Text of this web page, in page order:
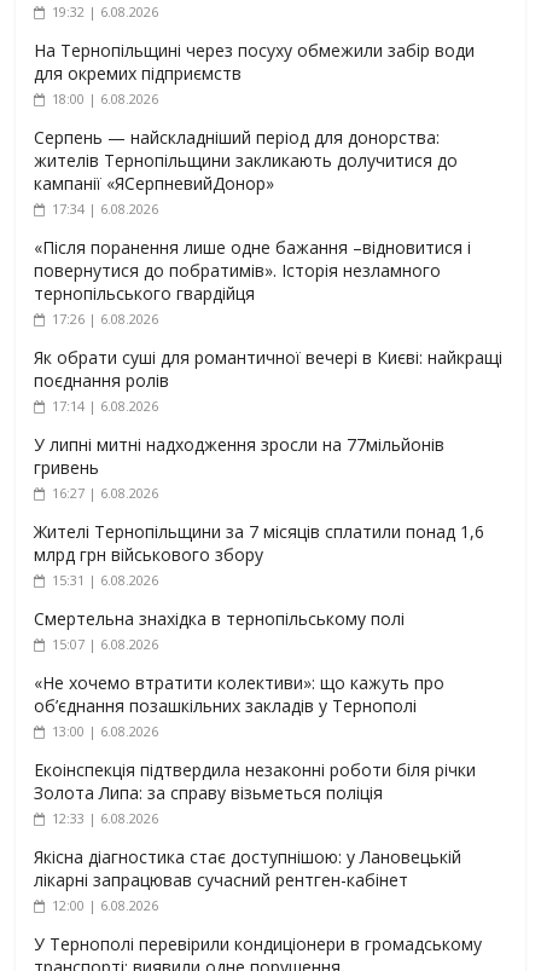
19:32 | 6.08.2026
На Тернопільщині через посуху обмежили забір води
для окремих підприємств
18:00 | 6.08.2026
Серпень — найскладніший період для донорства:
жителів Тернопільщини закликають долучитися до
кампанії «ЯСерпневийДонор»
17:34 | 6.08.2026
«Після поранення лише одне бажання –відновитися і
повернутися до побратимів». Історія незламного
тернопільського гвардійця
17:26 | 6.08.2026
Як обрати суші для романтичної вечері в Києві: найкращі
поєднання ролів
17:14 | 6.08.2026
У липні митні надходження зросли на 77мільйонів
гривень
16:27 | 6.08.2026
Жителі Тернопільщини за 7 місяців сплатили понад 1,6
млрд грн військового збору
15:31 | 6.08.2026
Смертельна знахідка в тернопільському полі
15:07 | 6.08.2026
«Не хочемо втратити колективи»: що кажуть про
об’єднання позашкільних закладів у Тернополі
13:00 | 6.08.2026
Екоінспекція підтвердила незаконні роботи біля річки
Золота Липа: за справу візьметься поліція
12:33 | 6.08.2026
Якісна діагностика стає доступнішою: у Лановецькій
лікарні запрацював сучасний рентген-кабінет
12:00 | 6.08.2026
У Тернополі перевірили кондиціонери в громадському